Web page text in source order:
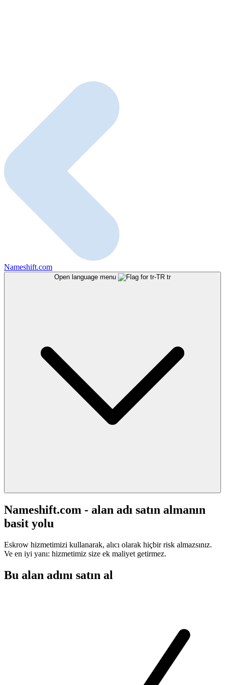
Nameshift.com
Open language menu tr
Nameshift.com - alan adı satın almanın
basit yolu
Eskrow hizmetimizi kullanarak, alıcı olarak hiçbir risk almazsınız.
Ve en iyi yanı: hizmetimiz size ek maliyet getirmez.
Bu alan adını satın al